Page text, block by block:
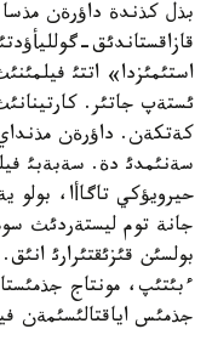
بذل كذندة داؤرةن
قازاقستاندئق-
استئمئزدا» اتتئ
كةتكةن. داؤرةن مذنداي
سةنئمدئ دة. سةبةبئ
حيرويؤكي تاگاأا،
جانة توم ليستةردئث
بولسئن قئزئقتئرارئ
ءبئتئپ، مونتاج
جذمئس اياقتالئسئمةن